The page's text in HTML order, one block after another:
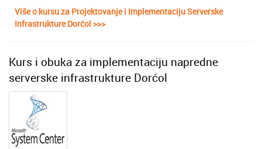
Više o kursu za Projektovanje i Implementaciju Serverske
Infrastrukture Dorćol >>>
Kurs i obuka za implementaciju napredne
serverske infrastrukture Dorćol